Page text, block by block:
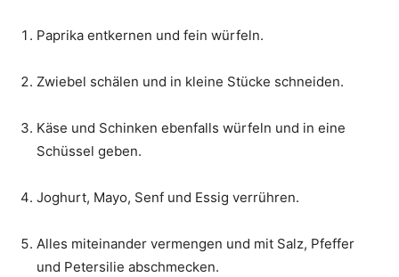
Paprika entkernen und fein würfeln.
Zwiebel schälen und in kleine Stücke schneiden.
Käse und Schinken ebenfalls würfeln und in eine
Schüssel geben.
Joghurt, Mayo, Senf und Essig verrühren.
Alles miteinander vermengen und mit Salz, Pfeffer
und Petersilie abschmecken.